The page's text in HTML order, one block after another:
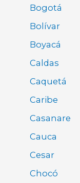
Bogotá
Bolívar
Boyacá
Caldas
Caquetá
Caribe
Casanare
Cauca
Cesar
Chocó